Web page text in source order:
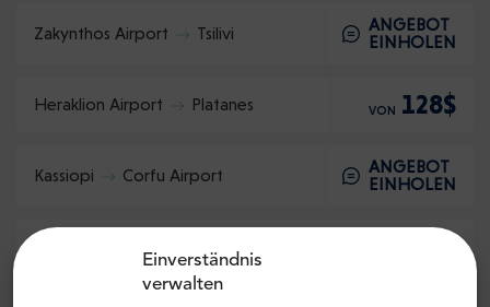
Einverständnis
verwalten
Zakynthos Airport Tsilivi
ANGEBOT
EINHOLEN
Heraklion Airport Platanes VON 128$
Kassiopi Corfu Airport
ANGEBOT
EINHOLEN
Santorini Airport